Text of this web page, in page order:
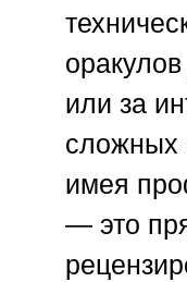
или за
сложных
имея
— это